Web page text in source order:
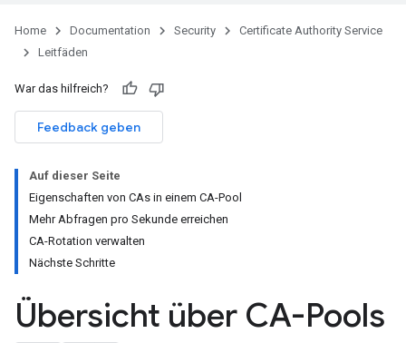
Home Documentation Security
Certificate Authority Service
Leitfäden
War das hilfreich?
Feedback geben
Auf dieser Seite
Eigenschaften von CAs in einem CA-Pool
Mehr Abfragen pro Sekunde erreichen
CA-Rotation verwalten
Nächste Schritte
Übersicht über CA-Pools